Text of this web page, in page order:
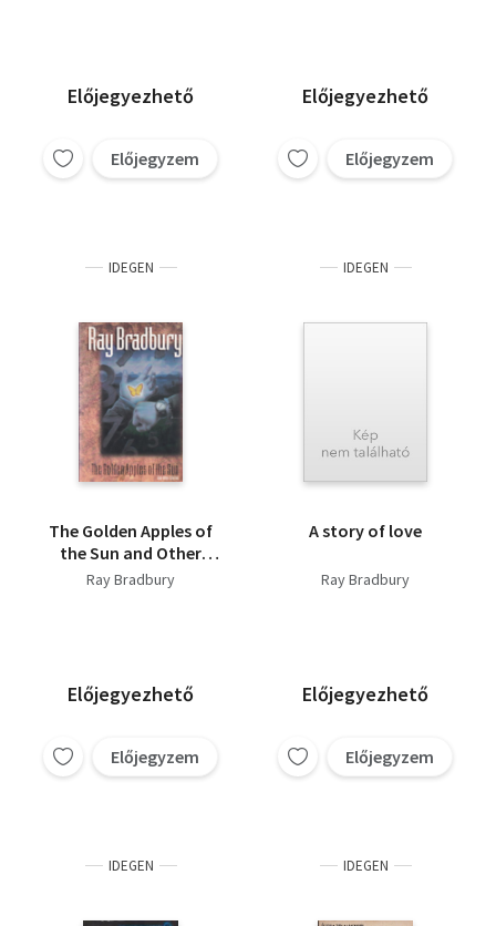
Előjegyezhető
Előjegyzem
Előjegyezhető
Előjegyzem
IDEGEN
The Golden Apples of
the Sun and Other
Stories
Ray Bradbury
Előjegyezhető
Előjegyzem
IDEGEN
A story of love
Ray Bradbury
Előjegyezhető
Előjegyzem
IDEGEN IDEGEN